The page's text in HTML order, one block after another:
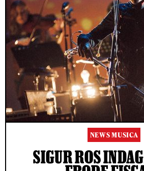
NEWS MUSICA
SIGUR ROS